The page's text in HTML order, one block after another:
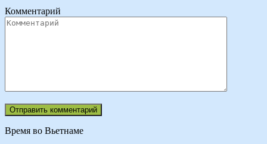
Комментарий
Время во Вьетнаме